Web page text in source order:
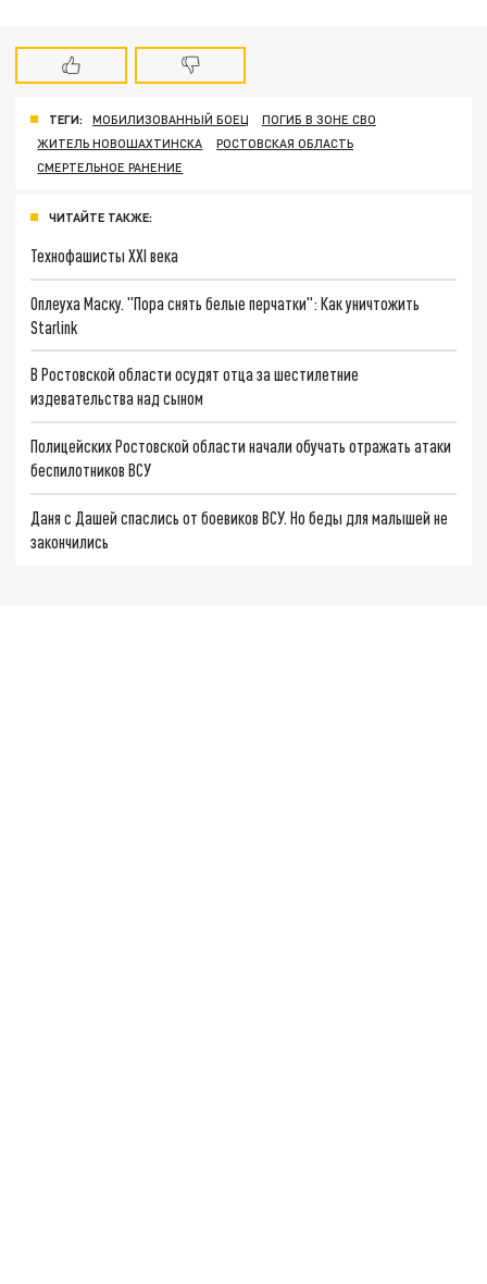
ТЕГИ: МОБИЛИЗОВАННЫЙ БОЕЦ
ПОГИБ В ЗОНЕ СВО
ЖИТЕЛЬ НОВОШАХТИНСКА
РОСТОВСКАЯ ОБЛАСТЬ
СМЕРТЕЛЬНОЕ РАНЕНИЕ
ЧИТАЙТЕ ТАКЖЕ:
Технофашисты XXI века
Оплеуха Маску. "Пора снять белые перчатки": Как уничтожить
Starlink
В Ростовской области осудят отца за шестилетние
издевательства над сыном
Полицейских Ростовской области начали обучать отражать атаки
беспилотников ВСУ
Даня с Дашей спаслись от боевиков ВСУ. Но беды для малышей не
закончились